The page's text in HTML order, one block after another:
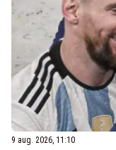
9 aug. 2026, 11:10